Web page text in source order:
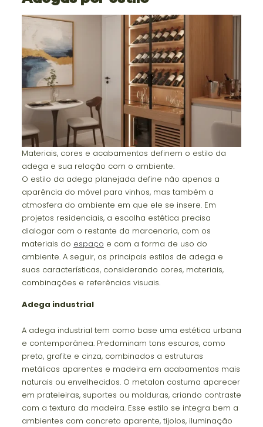
Materiais, cores e acabamentos definem o estilo da
adega e sua relação com o ambiente.
O estilo da adega planejada define não apenas a
aparência do móvel para vinhos, mas também a
atmosfera do ambiente em que ele se insere. Em
projetos residenciais, a escolha estética precisa
dialogar com o restante da marcenaria, com os
materiais do espaço e com a forma de uso do
ambiente. A seguir, os principais estilos de adega e
suas características, considerando cores, materiais,
combinações e referências visuais.
Adega industrial
A adega industrial tem como base uma estética urbana
e contemporânea. Predominam tons escuros, como
preto, grafite e cinza, combinados a estruturas
metálicas aparentes e madeira em acabamentos mais
naturais ou envelhecidos. O metalon costuma aparecer
em prateleiras, suportes ou molduras, criando contraste
com a textura da madeira. Esse estilo se integra bem a
ambientes com concreto aparente, tijolos, iluminação